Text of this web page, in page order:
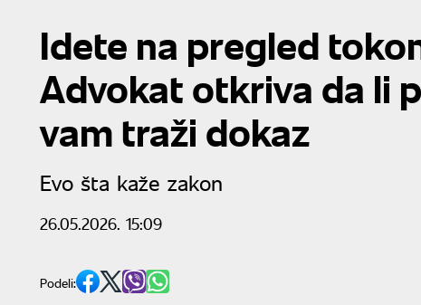
Idete na pregled
Advokat otkriva da li
vam traži dokaz
Evo šta kaže zakon
26.05.2026. 15:09
Podeli: